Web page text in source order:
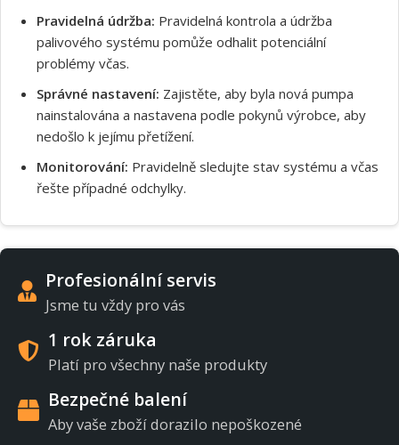
Pravidelná údržba: Pravidelná kontrola a údržba
palivového systému pomůže odhalit potenciální
problémy včas.
Správné nastavení: Zajistěte, aby byla nová pumpa
nainstalována a nastavena podle pokynů výrobce, aby
nedošlo k jejímu přetížení.
Monitorování: Pravidelně sledujte stav systému a včas
řešte případné odchylky.
Profesionální servis
Jsme tu vždy pro vás
1 rok záruka
Platí pro všechny naše produkty
Bezpečné balení
Aby vaše zboží dorazilo nepoškozené